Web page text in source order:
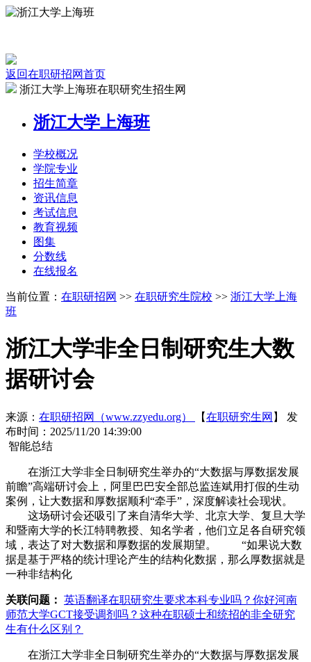
返回在职研招网首页
浙江大学上海班在职研究生招生网
浙江大学上海班
学校概况
学院专业
招生简章
资讯信息
考试信息
教育视频
图集
分数线
在线报名
当前位置： 在职研招网 >> 在职研究生院校 >> 浙江大学上海
班
浙江大学非全日制研究生大数
据研讨会
来源： 在职研招网（www.zzyedu.org） 【在职研究生网 】
发
布时间：2025/11/20 14:39:00
智能总结
在浙江大学非全日制研究生举办的“大数据与厚数据发展
前瞻”高端研讨会上，阿里巴巴安全部总监连斌用打假的生动
案例，让大数据和厚数据顺利“牵手”，深度解读社会现状。
这场研讨会还吸引了来自清华大学、北京大学、复旦大学
和暨南大学的长江特聘教授、知名学者，他们立足各自研究领
域，表达了对大数据和厚数据的发展期望。 “如果说大数
据是基于严格的统计理论产生的结构化数据，那么厚数据就是
一种非结构化
关联问题： 英语翻译在职研究生要求本科专业吗？ 你好河南
师范大学GCT接受调剂吗？ 这种在职硕士和统招的非全研究
生有什么区别？
在浙江大学非全日制研究生举办的“大数据与厚数据发展